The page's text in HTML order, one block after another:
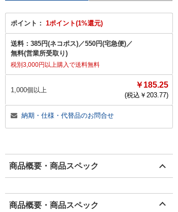
ポイント： 1ポイント(1%還元)
送料： 385円(ネコポス)／550円(宅急便)／
無料(営業所受取り)
税別3,000円以上購入で送料無料
1,000個以上
￥185.25
(税込￥ 203.77)
納期・仕様・代替品のお問合せ
商品概要・商品スペック
商品概要・商品スペック